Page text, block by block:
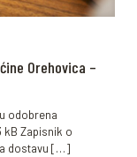
Orehovica –
odobrena
kB Zapisnik o
dostavu […]